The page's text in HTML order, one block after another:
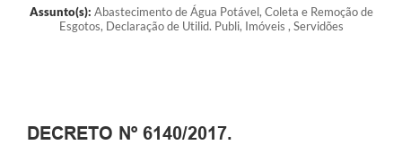
Assunto(s): Abastecimento de Água Potável, Coleta e Remoção de
Esgotos, Declaração de Utilid. Publi, Imóveis , Servidões
DECRETO Nº 6140/2017.